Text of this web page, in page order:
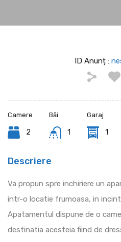
ID Anunț :
Camere
2
Băi
1
Garaj
1
Descriere
Va propun spre inchiriere un
intr-o locatie frumoasa, in
Apatamentul dispune de o
destinatia acesteia fiind de